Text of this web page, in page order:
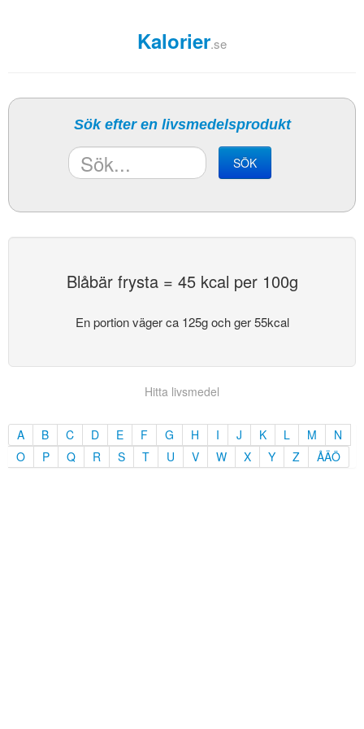
Kalorier.se
Sök efter en livsmedelsprodukt
SÖK
Blåbär frysta = 45 kcal per 100g
En portion väger ca 125g och ger 55kcal
Hitta livsmedel
A B C D E F G H I J K L M
N
O
P Q R S T U V W X Y Z ÅÄÖ